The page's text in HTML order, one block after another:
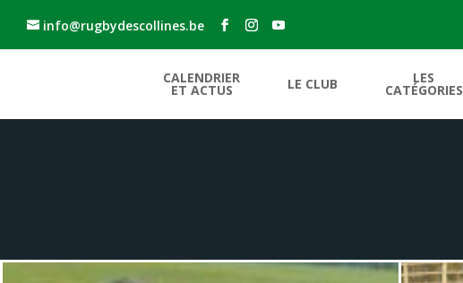
info@rugbydescollines.be
CALENDRIER
ET ACTUS LE CLUB LES
CATÉGORIES